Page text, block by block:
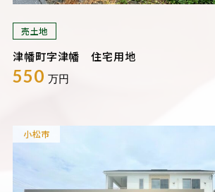
売土地
津幡町字津幡 住宅用地
550 万円
小松市